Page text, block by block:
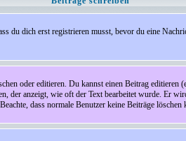
du dich erst registrieren musst, bevor du eine
oder editieren. Du kannst einen Beitrag editieren
der anzeigt, wie oft der Text bearbeitet wurde. Er
dass normale Benutzer keine Beiträge